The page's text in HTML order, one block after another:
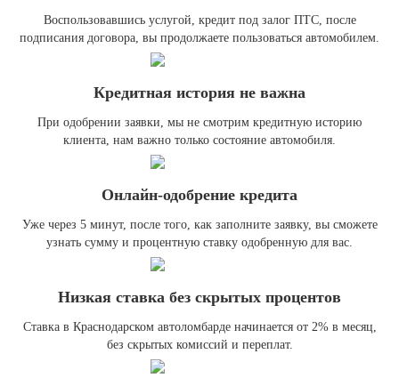
Воспользовавшись услугой, кредит под залог ПТС, после
подписания договора, вы продолжаете пользоваться автомобилем.
Кредитная история не важна
При одобрении заявки, мы не смотрим кредитную историю
клиента, нам важно только состояние автомобиля.
Онлайн-одобрение кредита
Уже через 5 минут, после того, как заполните заявку, вы сможете
узнать сумму и процентную ставку одобренную для вас.
Низкая ставка без скрытых процентов
Ставка в Краснодарском автоломбарде начинается от 2% в месяц,
без скрытых комиссий и переплат.